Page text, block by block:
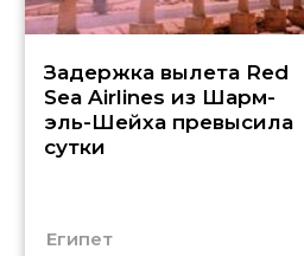
Задержка вылета Red
Sea Airlines из Шарм-
эль-Шейха превысила
сутки
Египет